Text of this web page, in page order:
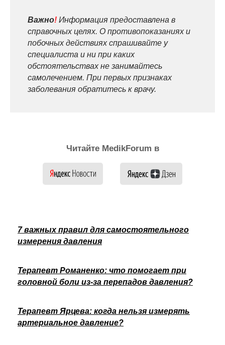
Важно! Информация предоставлена в
справочных целях. О противопоказаниях и
побочных действиях спрашивайте у
специалиста и ни при каких
обстоятельствах не занимайтесь
самолечением. При первых признаках
заболевания обратитесь к врачу.
Читайте MedikForum в
7 важных правил для самостоятельного
измерения давления
Терапевт Романенко: что помогает при
головной боли из-за перепадов давления?
Терапевт Ярцева: когда нельзя измерять
артериальное давление?